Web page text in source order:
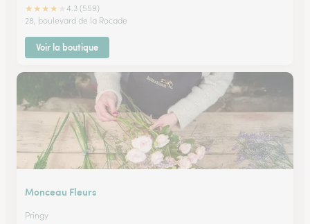
★★★★
4.3 (559)
28, boulevard de la Rocade
Voir la boutique
Monceau Fleurs
Pringy